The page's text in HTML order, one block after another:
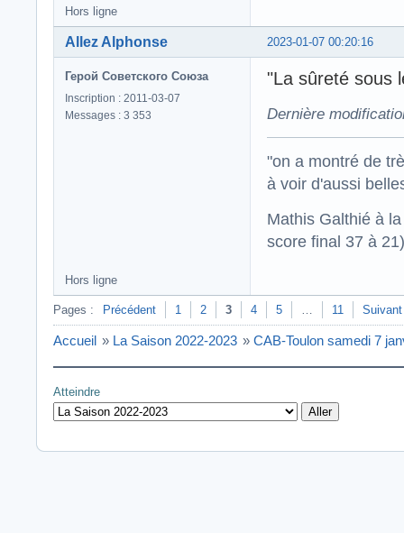
Hors ligne
2023-01-07 00:20:16
Allez Alphonse
Герой Советского Союза
Inscription : 2011-03-07
Messages : 3 353
"La sûreté sous
Dernière
"on a montré de
à voir d'aussi
Mathis Galthié à
score final 37 à 21)
Hors ligne
Pages : Précédent 1 2 3 4 5 11 Suivant
Accueil » La Saison 2022-2023 » CAB-Toulon samedi 7
Atteindre